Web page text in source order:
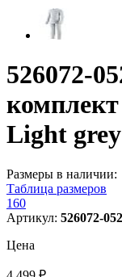
526072-
Light grey
Размеры в наличии:
Таблица размеров
160
Артикул: 526072-052
Цена